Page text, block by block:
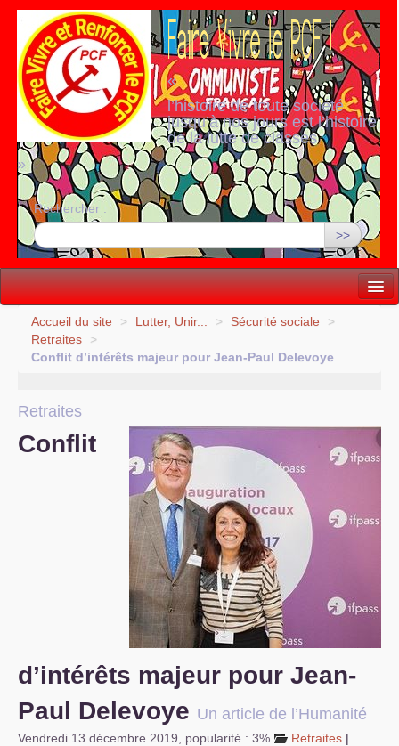
«
l’histoire de toute société
jusqu’à nos jours est l’histoire
de la lutte de classes
»
Rechercher :
>>
Vie politique
Lutter, Unir...
Accueil du site > Lutter, Unir... > Sécurité sociale
>
Retraites
>
Conflit d’intérêts majeur pour Jean-Paul Delevoye
Retraites
Conflit
d’intérêts majeur pour Jean-
Paul Delevoye Un article de l’Humanité
Vendredi 13 décembre 2019 popularité : 3% Retraites |